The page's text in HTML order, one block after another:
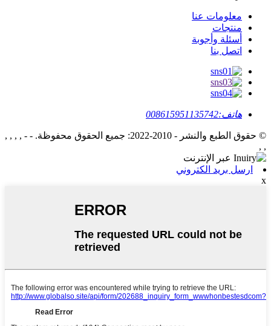
معلومات عنا
منتجات
أسئلة وأجوبة
اتصل بنا
هاتف:008615951135742
© حقوق الطبع والنشر - 2010-2022: جميع الحقوق محفوظة.
- - , , , ,
, ,
ارسل بريد الكتروني
x